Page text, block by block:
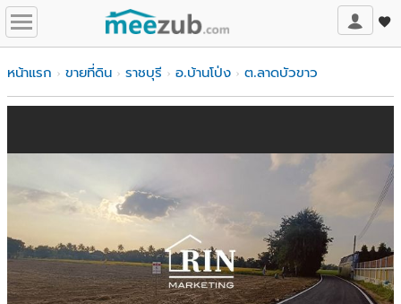
หน้าแรก ขายที่ดิน ราชบุรี อ.บ้านโป่ง ต.ลาดบัวขาว